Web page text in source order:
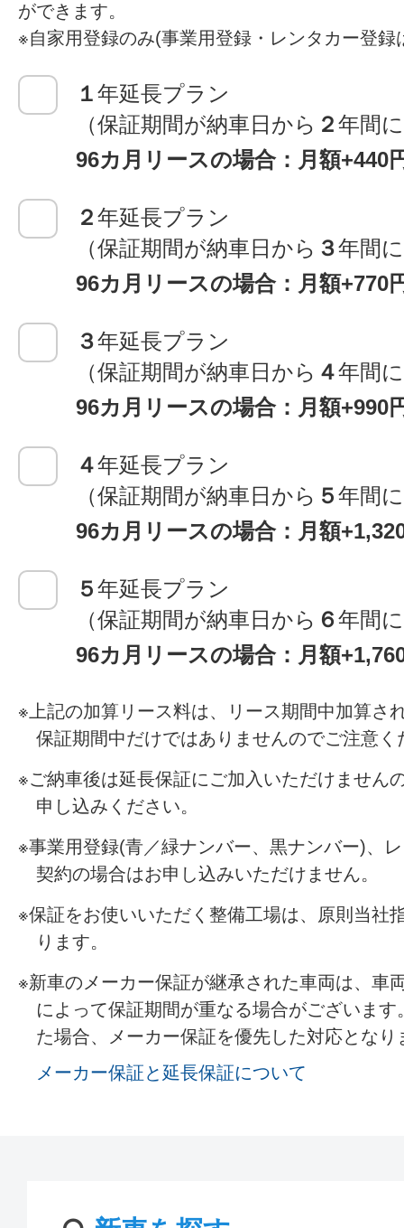
ができます。
※自家用登録のみ(事業用登録・レンタカー登録
１年延長プラン
（保証期間が納車日から ２年間
96カ月リースの場合：月額+440
２年延長プラン
（保証期間が納車日から ３年間
96カ月リースの場合：月額+770
３年延長プラン
（保証期間が納車日から ４年間
96カ月リースの場合：月額+990
４年延長プラン
（保証期間が納車日から ５年間
96カ月リースの場合：月額
５年延長プラン
（保証期間が納車日から ６年間
96カ月リースの場合：月額
上記の加算リース料は、リース期間中加算さ
保証期間中だけではありませんのでご注意く
ご納車後は延長保証にご加入いただけません
申し込みください。
事業用登録(青／緑ナンバー、黒ナンバー)、
契約の場合はお申し込みいただけません。
保証をお使いいただく整備工場は、原則当社
ります。
新車のメーカー保証が継承された車両は、車
によって保証期間が重なる場合がございま
た場合、メーカー保証を優先した対応となり
メーカー保証と延長保証について